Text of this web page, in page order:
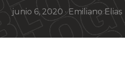
junio 6, 2020 · Emiliano Elias